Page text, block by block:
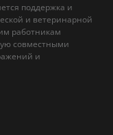
поддержка и
и ветеринарной
работникам
совместными
и